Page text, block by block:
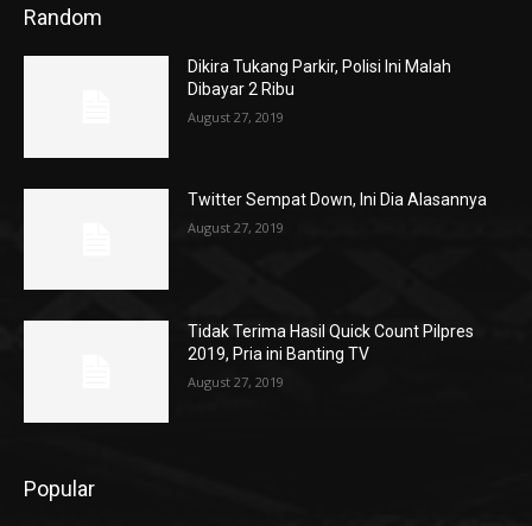
Random
Dikira Tukang Parkir, Polisi Ini Malah
Dibayar 2 Ribu
August 27, 2019
Twitter Sempat Down, Ini Dia Alasannya
August 27, 2019
Tidak Terima Hasil Quick Count Pilpres
2019, Pria ini Banting TV
August 27, 2019
Popular